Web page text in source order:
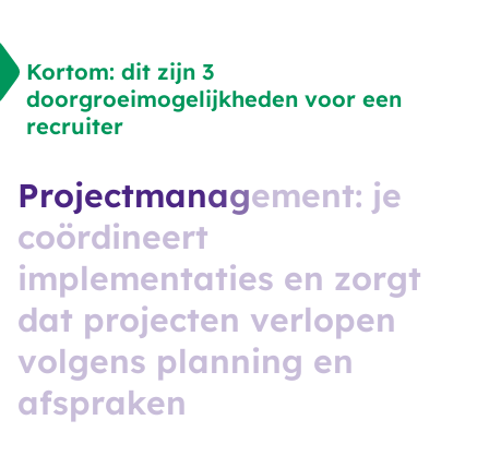
Kortom: dit zijn 3
doorgroeimogelijkheden voor een
recruiter
Projectmanagement: je
coördineert
implementaties en zorgt
dat projecten verlopen
volgens planning en
afspraken